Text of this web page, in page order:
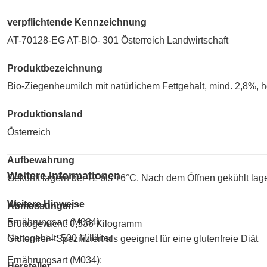
verpflichtende Kennzeichnung
AT-70128-EG AT-BIO- 301 Österreich Landwirtschaft
Produktbezeichnung
Bio-Ziegenheumilch mit natürlichem Fettgehalt, mind. 2,8%,
Produktionsland
Österreich
Aufbewahrung
Gekühlt lagern bei +2 bis +6°C. Nach dem Öffnen gekühlt
Abmessungen
Bruttogewicht: 0,536 Kilogramm
Nettogehalt: 500 Milliliter
Weitere Informationen
Weitere Hinweise
Ernährungsart (M034):
Glutenfrei - Spezifiziert als geeignet für eine glutenfreie Diät
Ernährungsart (M034):